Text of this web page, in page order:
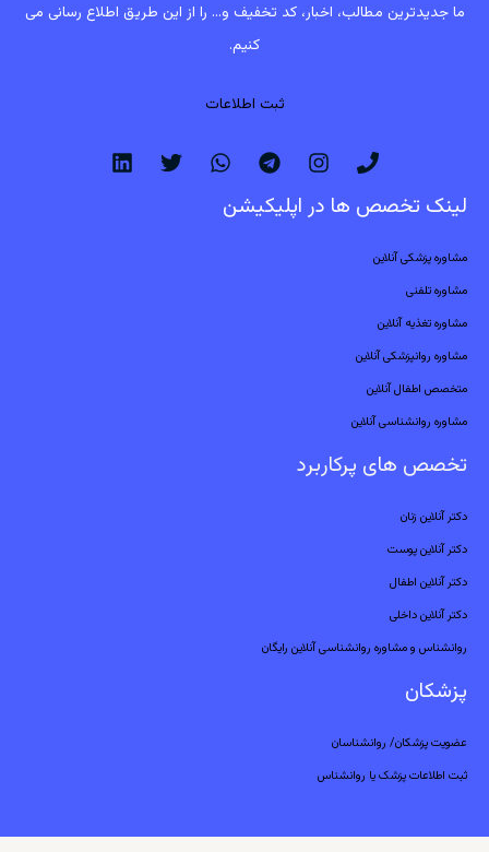
ما جدیدترین مطالب، اخبار، کد تخفیف و... را از این طریق اطلاع رسانی می
کنیم.
ثبت اطلاعات
لینک تخصص ها در اپلیکیشن
مشاوره پزشکی آنلاین
مشاوره تلفنی
مشاوره تغذیه آنلاین
مشاوره روانپزشکی آنلاین
متخصص اطفال آنلاین
مشاوره روانشناسی آنلاین
تخصص های پرکاربرد
دکتر آنلاین زنان
دکتر آنلاین پوست
دکتر آنلاین اطفال
دکتر آنلاین داخلی
روانشناس و مشاوره روانشناسی آنلاین رایگان
پزشکان
عضویت پزشکان/ روانشناسان
ثبت اطلاعات پزشک یا روانشناس